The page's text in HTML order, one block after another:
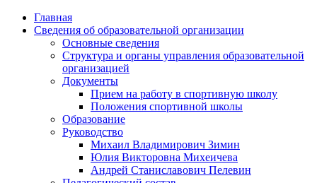
Главная
Сведения об образовательной организации
Основные сведения
Структура и органы управления образовательной
организацией
Документы
Прием на работу в спортивную школу
Положения спортивной школы
Образование
Руководство
Михаил Владимирович Зимин
Юлия Викторовна Михеичева
Андрей Станиславович Пелевин